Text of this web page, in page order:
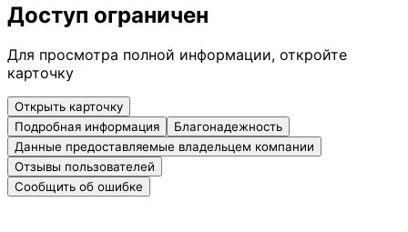
Доступ ограничен
Для просмотра полной информации, откройте
карточку
Открыть карточку
Подробная информация
Благонадежность
Данные предоставляемые владельцем компании
Отзывы пользователей
Сообщить об ошибке